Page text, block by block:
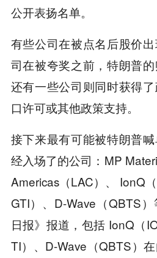
公开表扬名单。
有些公司在被点名后股价
司在被夸奖之前，特朗普
还有一些公司则同时获得
口许可或其他政策支持。
接下来最有可能被特朗普
经入场了的公司：MP
Americas（LAC）、 IonQ
GTI）、D-Wave（QBTS
日报》报道，包括 IonQ（
TI）、D-Wave（QBTS）